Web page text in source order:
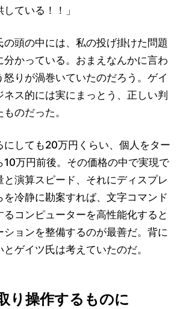
ている！！」
頭の中には、私の投げ掛けた問題
分かっている。おまえなんかに言わ
りが渦巻いていたのだろう。ゲイ
ス的には実にまっとう、正しい判
のだった。
しても20万円くらい、個人をター
10万円前後。その価格の中で実現で
と演算スピード、それにディスプレ
を冷静に勘案すれば、文字コマンド
るコンピューターを高性能化すると
ションを整備するのが最善だ。背に
ゲイツ氏は考えていたのだ。
り操作するものに